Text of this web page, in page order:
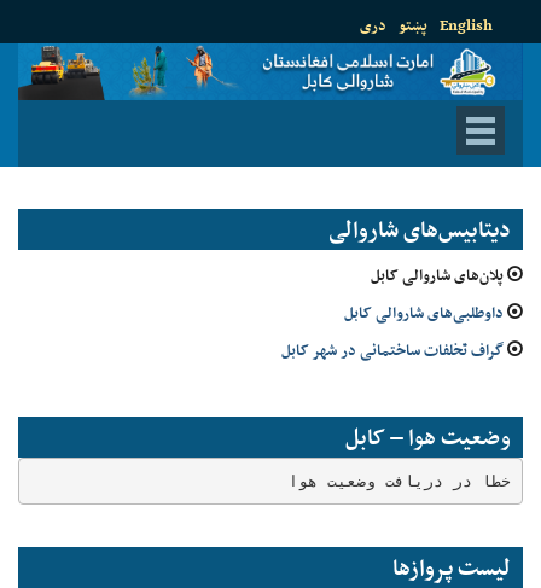
دری پښتو English
دیتابیس‌های شاروالی
پلان‌های شاروالی کابل
داوطلبی‌های شاروالی کابل
گراف تخلفات ساختمانی در شهر کابل
وضعیت هوا – کابل
خطا در دریافت وضعیت هوا
لیست پروازها